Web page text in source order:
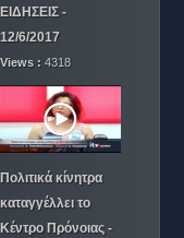
ΕΙΔΗΣΕΙΣ -
12/6/2017
Views : 4318
Πολιτικά κίνητρα
καταγγέλλει το
Κέντρο Πρόνοιας -